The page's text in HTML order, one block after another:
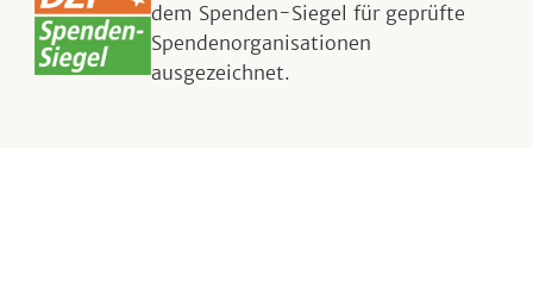
dem Spenden-Siegel für geprüfte
Spendenorganisationen
ausgezeichnet.